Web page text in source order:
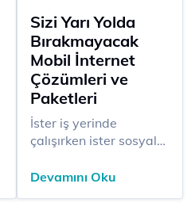
Sizi Yarı Yolda
Bırakmayacak
Mobil İnternet
Çözümleri ve
Paketleri
​​​İster iş yerinde
çalışırken ister sosyal
geçirirken ya da online
Devamını Oku